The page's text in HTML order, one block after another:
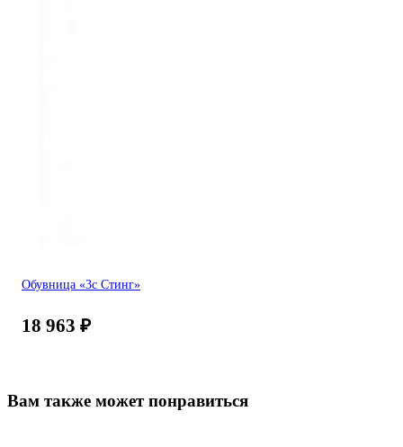
Обувница «3с Стинг»
18 963 ₽
Вам также может понравиться